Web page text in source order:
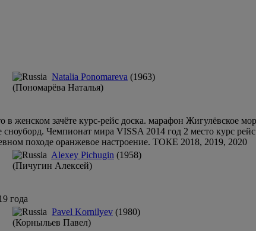
Natalia Ponomareva (1963)
(Пономарёва Наталья)
в женском зачёте курс-рейс доска. марафон Жигулёвское
сноуборд. Чемпионат мира VISSA 2014 год 2 место курс
походе оранжевое настроение. ТОКЕ 2018, 2019, 2020
Alexey Pichugin (1958)
(Пичугин Алексей)
года
Pavel Kornilyev (1980)
(Корныльев Павел)